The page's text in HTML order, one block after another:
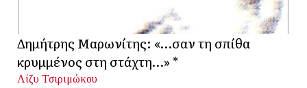
Δημήτρης Μαρωνίτης: «…σαν τη σπίθα
κρυμμένος στη στάχτη…» *
Λίζυ Τσιριμώκου